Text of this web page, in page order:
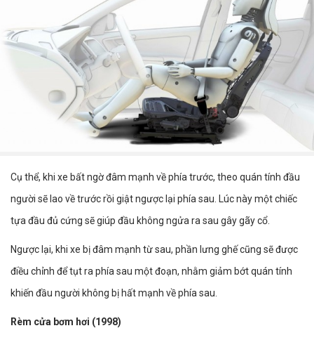
Cụ thể, khi xe bất ngờ đâm mạnh về phía trước, theo quán tính đầu
người sẽ lao về trước rồi giật ngược lại phía sau. Lúc này một chiếc
tựa đầu đủ cứng sẽ giúp đầu không ngửa ra sau gây gãy cổ.
Ngược lại, khi xe bị đâm mạnh từ sau, phần lưng ghế cũng sẽ được
điều chỉnh để tụt ra phía sau một đoạn, nhằm giảm bớt quán tính
khiến đầu người không bị hất mạnh về phía sau.
Rèm cửa bơm hơi (1998)